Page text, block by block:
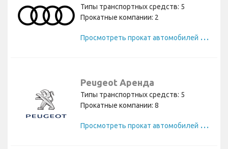
Типы транспортных средств: 5
Прокатные компании: 2
П
росмотреть прокат автомобилей Audi
Peugeot Аренда
Типы транспортных средств: 5
Прокатные компании: 8
П
росмотреть прокат автомобилей Peugeot